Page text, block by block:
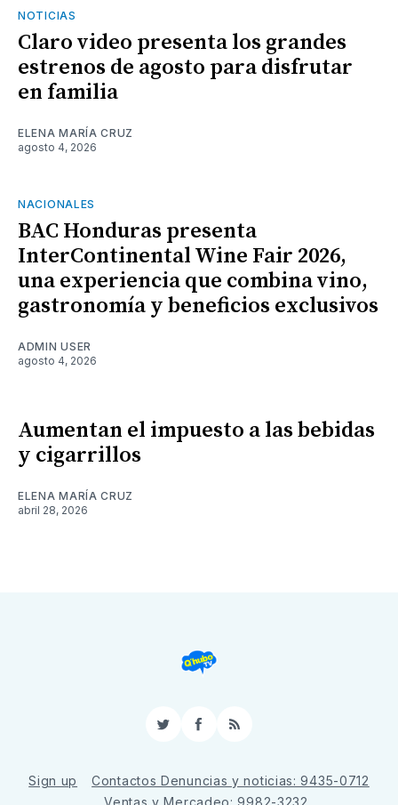
NOTICIAS
Claro video presenta los grandes
estrenos de agosto para disfrutar
en familia
ELENA MARÍA CRUZ
agosto 4, 2026
NACIONALES
BAC Honduras presenta
InterContinental Wine Fair 2026,
una experiencia que combina vino,
gastronomía y beneficios exclusivos
ADMIN USER
agosto 4, 2026
Aumentan el impuesto a las bebidas
y cigarrillos
ELENA MARÍA CRUZ
abril 28, 2026
TwitterFacebook
RSS
Sign up
Contactos Denuncias y noticias: 9435-0712
Ventas y Mercadeo: 9982-3232